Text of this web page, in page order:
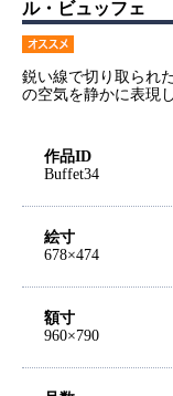
ル・ビュッフェ
鋭い線で切り取られ
の空気を静かに表現
作品ID
Buffet34
絵寸
678×474
額寸
960×790